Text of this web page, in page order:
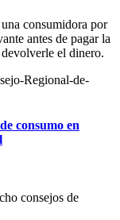
consumidora por
antes de pagar la
el dinero.
consumo en
consejos de